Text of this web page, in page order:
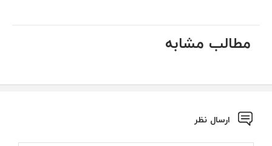
مطالب مشابه
ارسال نظر